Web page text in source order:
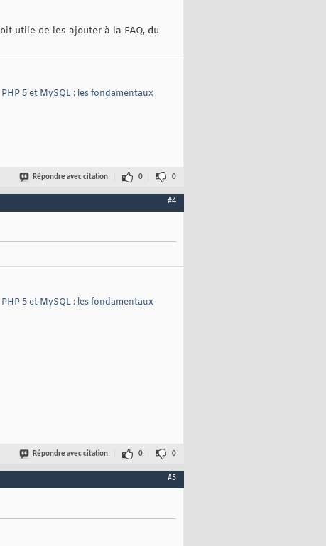
utile de les ajouter à la FAQ, du
PHP 5 et MySQL : les fondamentaux
Répondre avec citation 0 0
#4
PHP 5 et MySQL : les fondamentaux
Répondre avec citation 0 0
#5